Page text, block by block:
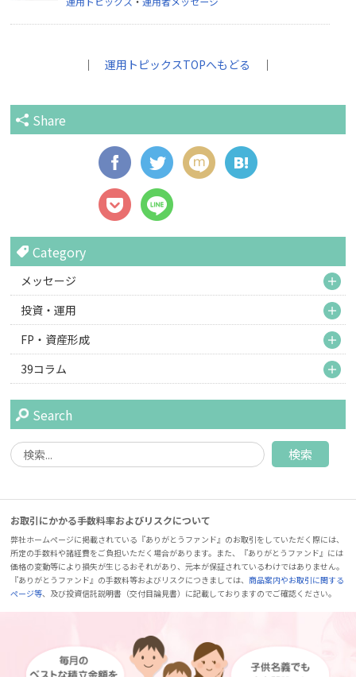
｜運用トピックスTOPへもどる ｜
Share
Category
メッセージ
投資・運用
FP・資産形成
39コラム
Search
お取引にかかる手数料率およびリスクについて
弊社ホームページに掲載されている『ありがとうファンド』のお取引をしていただく際には、
所定の手数料や諸経費をご負担いただく場合があります。また、『ありがとうファンド』には
価格の変動等により損失が生じるおそれがあり、元本が保証されているわけではありません。
『ありがとうファンド』の手数料等およびリスクにつきましては、商品案内やお取引に関する
ページ等、及び投資信託説明書（交付目論見書）に記載しておりますのでご確認ください。